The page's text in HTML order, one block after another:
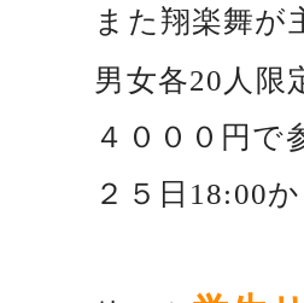
また翔楽舞が
男女各20人限
４０００円で
２５日18:00